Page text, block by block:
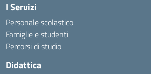
I Servizi
Personale scolastico
Famiglie e studenti
Percorsi di studio
Didattica